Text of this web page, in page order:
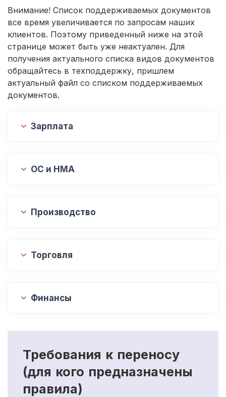
Внимание! Список поддерживаемых документов
все время увеличивается по запросам наших
клиентов. Поэтому приведенный ниже на этой
странице может быть уже неактуален. Для
получения актуального списка видов документов
обращайтесь в техподдержку, пришлем
актуальный файл со списком поддерживаемых
документов.
Зарплата
ОС и НМА
Производство
Торговля
Финансы
Требования к переносу
(для кого предназначены
правила)